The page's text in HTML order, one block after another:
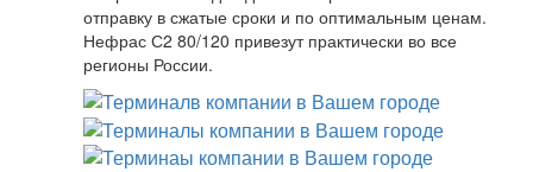
отправку в сжатые сроки и по оптимальным ценам.
Нефрас С2 80/120 привезут практически во все
регионы России.